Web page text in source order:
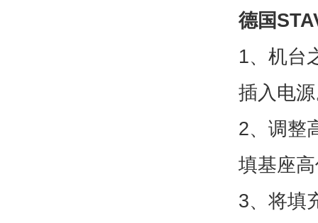
德国
1、机台
插入电
2、调整
填基座
3、将填